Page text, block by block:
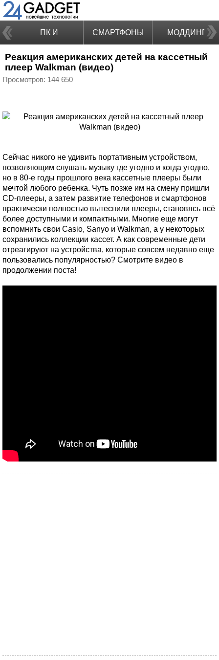
ПК И
НОУТБУКИ
СМАРТФОНЫ МОДДИНГ
Реакция американских детей на кассетный
плеер Walkman (видео)
Просмотров: 144 650
Сейчас никого не удивить портативным устройством,
позволяющим слушать музыку где угодно и когда угодно,
но в 80-е годы прошлого века кассетные плееры были
мечтой любого ребенка. Чуть позже им на смену пришли
CD-плееры, а затем развитие телефонов и смартфонов
практически полностью вытеснили плееры, становясь всё
более доступными и компактными. Многие еще могут
вспомнить свои Casio, Sanyo и Walkman, а у некоторых
сохранились коллекции кассет. А как современные дети
отреагируют на устройства, которые совсем недавно еще
пользовались популярностью? Смотрите видео в
продолжении поста!